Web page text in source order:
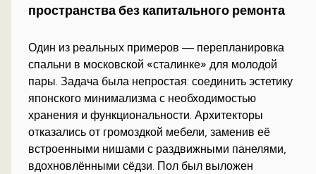
пространства без капитального ремонта
Один из реальных примеров — перепланировка
спальни в московской «сталинке» для молодой
пары. Задача была непростая: соединить эстетику
японского минимализма с необходимостью
хранения и функциональности. Архитекторы
отказались от громоздкой мебели, заменив её
встроенными нишами с раздвижными панелями,
вдохновлёнными сёдзи. Пол был выложен